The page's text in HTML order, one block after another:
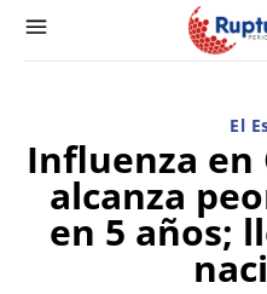
El
Influenza en
alcanza
en 5 años;